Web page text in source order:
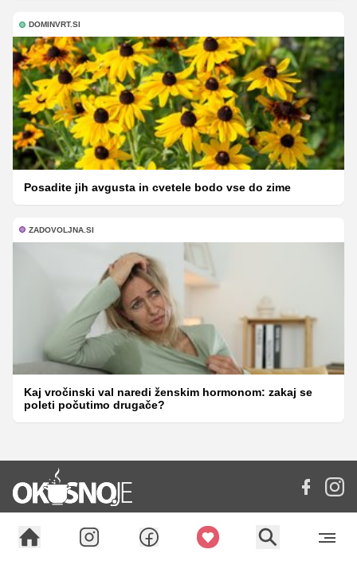
DOMINVRT.SI
Posadite jih avgusta in cvetele bodo vse do zime
ZADOVOLJNA.SI
Kaj vročinski val naredi ženskim hormonom: zakaj se
poleti počutimo drugače?
Sekcije: